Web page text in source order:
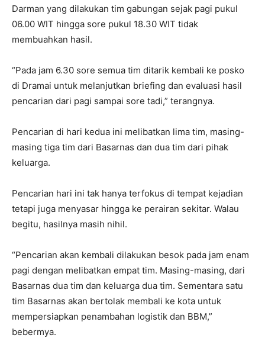
Darman yang dilakukan tim gabungan sejak pagi pukul
06.00 WIT hingga sore pukul 18.30 WIT tidak
membuahkan hasil.
“Pada jam 6.30 sore semua tim ditarik kembali ke posko
di Dramai untuk melanjutkan briefing dan evaluasi hasil
pencarian dari pagi sampai sore tadi,” terangnya.
Pencarian di hari kedua ini melibatkan lima tim, masing-
masing tiga tim dari Basarnas dan dua tim dari pihak
keluarga.
Pencarian hari ini tak hanya terfokus di tempat kejadian
tetapi juga menyasar hingga ke perairan sekitar. Walau
begitu, hasilnya masih nihil.
“Pencarian akan kembali dilakukan besok pada jam enam
pagi dengan melibatkan empat tim. Masing-masing, dari
Basarnas dua tim dan keluarga dua tim. Sementara satu
tim Basarnas akan bertolak membali ke kota untuk
mempersiapkan penambahan logistik dan BBM,”
bebermya.